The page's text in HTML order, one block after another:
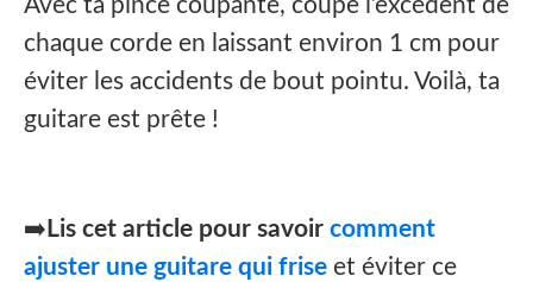
chaque corde en laissant environ 1 cm pour
éviter les accidents de bout pointu. Voilà, ta
guitare est prête !
➡️ Lis cet article pour savoir comment
ajuster une guitare qui frise et éviter ce